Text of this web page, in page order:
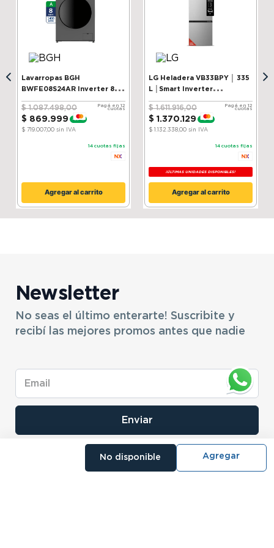
No disponible
Marca
Lavarropas BGH
BWFE08S24AR Inverter 8 kg
Silver
$ 1.087.498,00
$ 869.999 - 20 %
$ 719.007,00sin IVA
Pagá en 12
cuotas
14 cuotas fijas
Agregar al carrito
LG Heladera VB33BPY │ 335
L │Smart Inverter
Compressor│ ThinQ
$ 1.611.916,00
$ 1 .370.129 15 %
$ 1.132.338,00sin IVA
Pagá en 12
cuotas
14 cuotas fijas
¡ÚLTIMAS UNIDADES DISPONIBLES!
Agregar al carrito
Newsletter
No seas el último enterarte! Suscribite y
recibí las mejores promos antes que nadie
Enviar